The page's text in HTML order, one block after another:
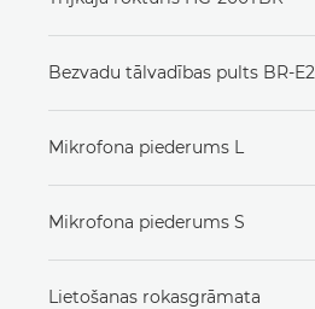
Bezvadu tālvadības pults BR-E2
Mikrofona piederums L
Mikrofona piederums S
Lietošanas rokasgrāmata